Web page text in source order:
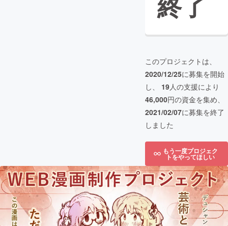
このプロジェクトは、
2020/12/25に募集を開始
し、 19人の支援により
46,000円の資金を集め、
2021/02/07に募集を終了
しました
もう一度プロジェク
トをやってほしい